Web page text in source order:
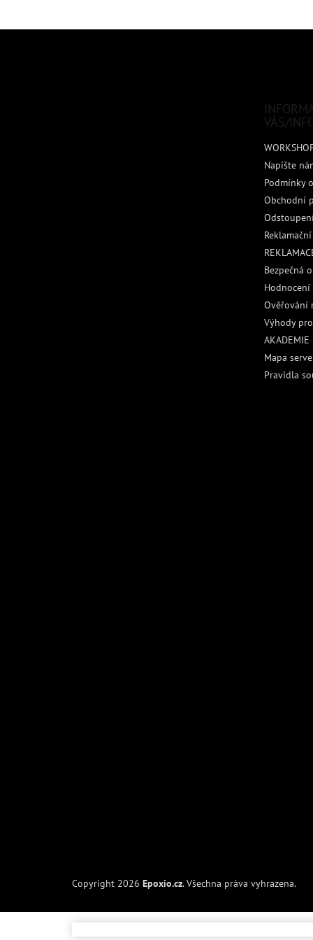
VÁS/
Napište
Podmínky
Obchodní
Bezpečná
Ověřování
Výhody
AKADEMIE
Mapa
Pravidla
Copyright 2026 Epoxio.cz. Všechna práva vyhrazena.